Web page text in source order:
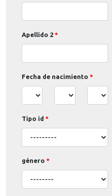
Apellido 2
Fecha de nacimiento
Tipo id
género